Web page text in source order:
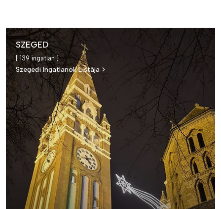
SZEGED
[ 139 ingatlan ]
Szegedi Ingatlanok Listája